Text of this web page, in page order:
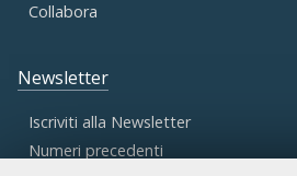
Collabora
Newsletter
Iscriviti alla Newsletter
Numeri precedenti